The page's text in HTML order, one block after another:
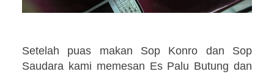
Setelah puas makan Sop Konro dan Sop
Saudara kami memesan Es Palu Butung dan